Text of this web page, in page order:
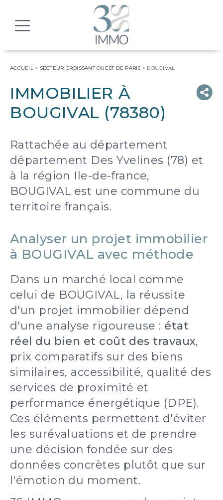
ACCUEIL> SECTEUR CROISSANT OUEST DE PARIS > BOUGIVAL
IMMOBILIER À
BOUGIVAL (78380)
Rattachée au département
département Des Yvelines (78) et
à la région Ile-de-france,
BOUGIVAL est une commune du
territoire français.
Analyser un projet immobilier
à BOUGIVAL avec méthode
Dans un marché local comme
celui de BOUGIVAL, la réussite
d'un projet immobilier dépend
d'une analyse rigoureuse : état
réel du bien et coût des travaux,
prix comparatifs sur des biens
similaires, accessibilité, qualité des
services de proximité et
performance énergétique (DPE).
Ces éléments permettent d'éviter
les surévaluations et de prendre
une décision fondée sur des
données concrètes plutôt que sur
l'émotion du moment.